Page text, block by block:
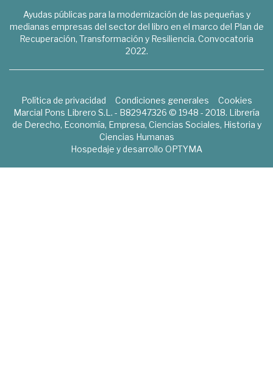
Ayudas públicas para la modernización de las pequeñas y
medianas empresas del sector del libro en el marco del Plan de
Recuperación, Transformación y Resiliencia. Convocatoria
2022.
Política de privacidad Condiciones generales
Cookies
Marcial Pons Librero S.L. - B82947326 © 1948 - 2018. Librería
de Derecho, Economía, Empresa, Ciencias Sociales, Historia y
Ciencias Humanas
Hospedaje y desarrollo OPTYMA